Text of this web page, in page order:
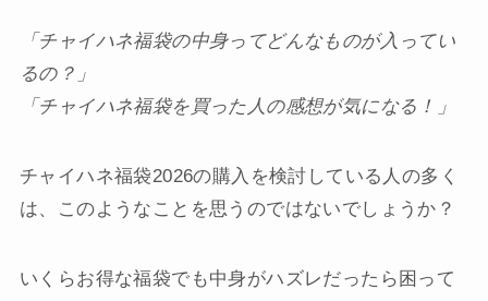
「チャイハネ福袋の中身ってどんなものが入ってい
るの？」
「チャイハネ福袋を買った人の感想が気になる！」
チャイハネ福袋2026の購入を検討している人の多く
は、このようなことを思うのではないでしょうか？
いくらお得な福袋でも中身がハズレだったら困って